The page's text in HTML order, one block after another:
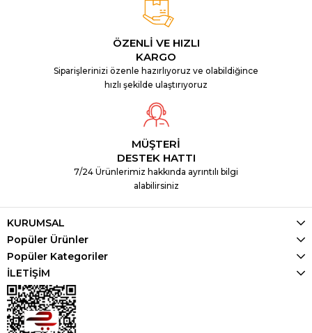
ÖZENLİ VE HIZLI
KARGO
Siparişlerinizi özenle hazırlıyoruz ve olabildiğince
hızlı şekilde ulaştırıyoruz
MÜŞTERİ
DESTEK HATTI
7/24 Ürünlerimiz hakkında ayrıntılı bilgi
alabilirsiniz
KURUMSAL
Popüler Ürünler
Popüler Kategoriler
İLETİŞİM